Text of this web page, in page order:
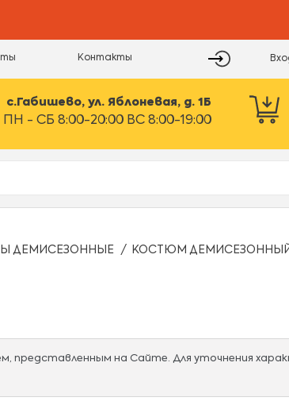
Контакты
с.Габишево, ул. Яблоневая, д. 1Б
ПН - СБ 8:00-20:00 ВС 8:00-19:00
ДЕМИСЕЗОННЫЕ КОСТЮМ ДЕМИСЕЗОННЫЙ
представленным на Сайте. Для уточнения